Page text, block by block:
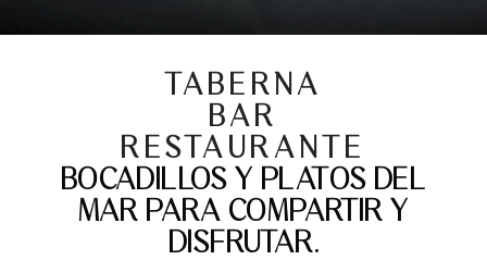
TABERNA
BAR
RESTAURANTE
BOCADILLOS Y PLATOS DEL
MAR PARA COMPARTIR Y
DISFRUTAR.